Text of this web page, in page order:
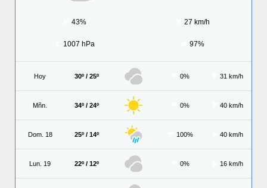
43% 27 km/h
1007 hPa 97%
Hoy 30º / 25º 0% 31 km/h
Mñn. 34º / 24º 0% 40 km/h
Dom. 18 25º / 14º 100% 40 km/h
Lun. 19 22º / 12º 0% 16 km/h